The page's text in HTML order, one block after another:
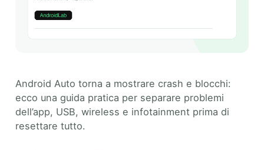
Android Auto torna a mostrare crash e blocchi:
ecco una guida pratica per separare problemi
dell’app, USB, wireless e infotainment prima di
resettare tutto.